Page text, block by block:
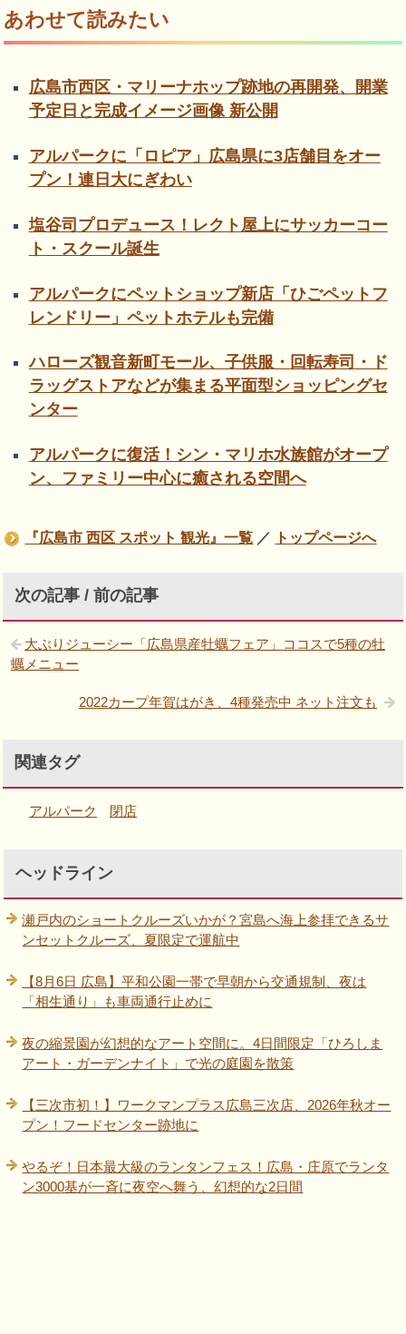
あわせて読みたい
広島市西区・マリーナホップ跡地の再開発、開業
予定日と完成イメージ画像 新公開
アルパークに「ロピア」広島県に3店舗目をオー
プン！連日大にぎわい
塩谷司プロデュース！レクト屋上にサッカーコー
ト・スクール誕生
アルパークにペットショップ新店「ひごペットフ
レンドリー」ペットホテルも完備
ハローズ観音新町モール、子供服・回転寿司・ド
ラッグストアなどが集まる平面型ショッピングセ
ンター
アルパークに復活！シン・マリホ水族館がオープ
ン、ファミリー中心に癒される空間へ
『広島市 西区 スポット 観光』一覧 ／ トップページへ
次の記事 / 前の記事
大ぶりジューシー「広島県産牡蠣フェア」ココスで5種の牡
蠣メニュー
2022カープ年賀はがき、4種発売中 ネット注文も
関連タグ
アルパーク 閉店
ヘッドライン
瀬戸内のショートクルーズいかが？宮島へ海上参拝できるサ
ンセットクルーズ、夏限定で運航中
【8月6日 広島】平和公園一帯で早朝から交通規制、夜は
「相生通り」も車両通行止めに
夜の縮景園が幻想的なアート空間に。4日間限定「ひろしま
アート・ガーデンナイト」で光の庭園を散策
【三次市初！】ワークマンプラス広島三次店、2026年秋オー
プン！フードセンター跡地に
やるぞ！日本最大級のランタンフェス！広島・庄原でランタ
ン3000基が一斉に夜空へ舞う、幻想的な2日間